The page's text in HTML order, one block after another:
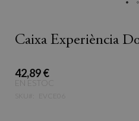
Caixa Experiència
42,89 €
EN ESTOC